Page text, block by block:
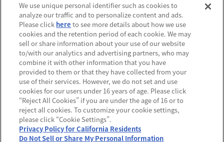
お問い合わせ 個人情報保護方針
利用規約
Do Not Sell or Share My Personal
Information
アレルギー情報
©BANDAI
We use unique personal identifier such as cookies to
analyze our traffic and to personalize content and ads.
Please click here to see more details about how we use
cookies and the retention period of each cookie. We may
sell or share information about your use of our website
to/with our analytics and advertising partners, who may
combine it with other information that you have
provided to them or that they have collected from your
use of their services. However, we do not set and use
cookies for our users under 16 years of age. Please click
“Reject All Cookies” if you are under the age of 16 or to
reject all cookies. To customize your cookie settings,
please click “Cookie Settings”.
Privacy Policy for California Residents
Do Not Sell or Share My Personal Information